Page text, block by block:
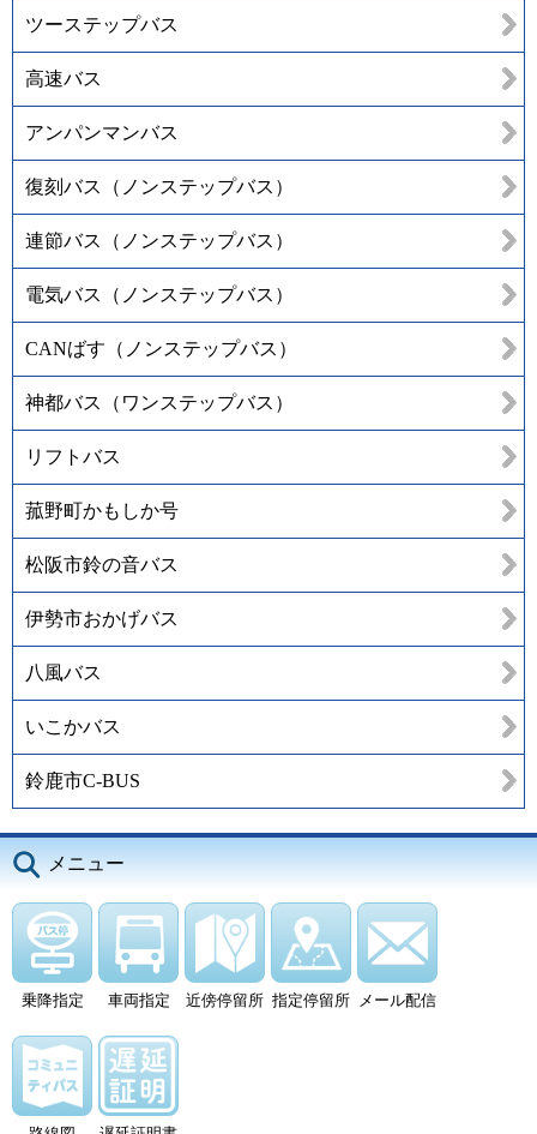
ツーステップバス
高速バス
アンパンマンバス
復刻バス（ノンステップバス）
連節バス（ノンステップバス）
電気バス（ノンステップバス）
CANばす（ノンステップバス）
神都バス（ワンステップバス）
リフトバス
菰野町かもしか号
松阪市鈴の音バス
伊勢市おかげバス
八風バス
いこかバス
鈴鹿市C-BUS
メニュー
乗降指定 車両指定 近傍停留所 指定停留所 メール配信